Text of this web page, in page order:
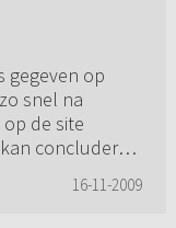
gegeven op
snel na
de site
concluderen
16-11-2009